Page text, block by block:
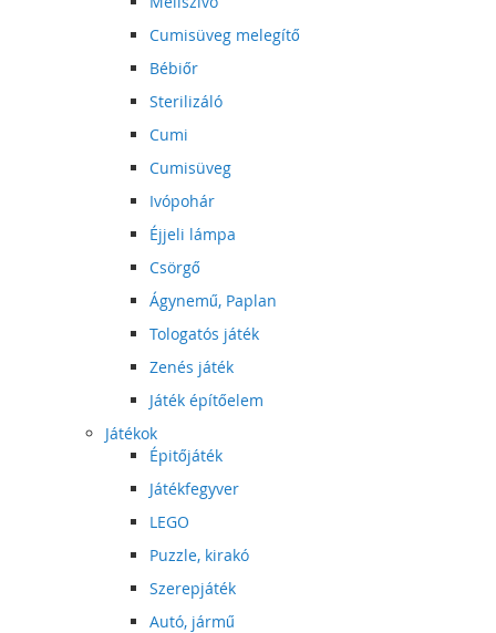
Cumisüveg melegítő
Bébiőr
Sterilizáló
Cumi
Cumisüveg
Ivópohár
Éjjeli lámpa
Csörgő
Ágynemű, Paplan
Tologatós játék
Zenés játék
Játék építőelem
Játékok
Épitőjáték
Játékfegyver
LEGO
Puzzle, kirakó
Szerepjáték
Autó, jármű